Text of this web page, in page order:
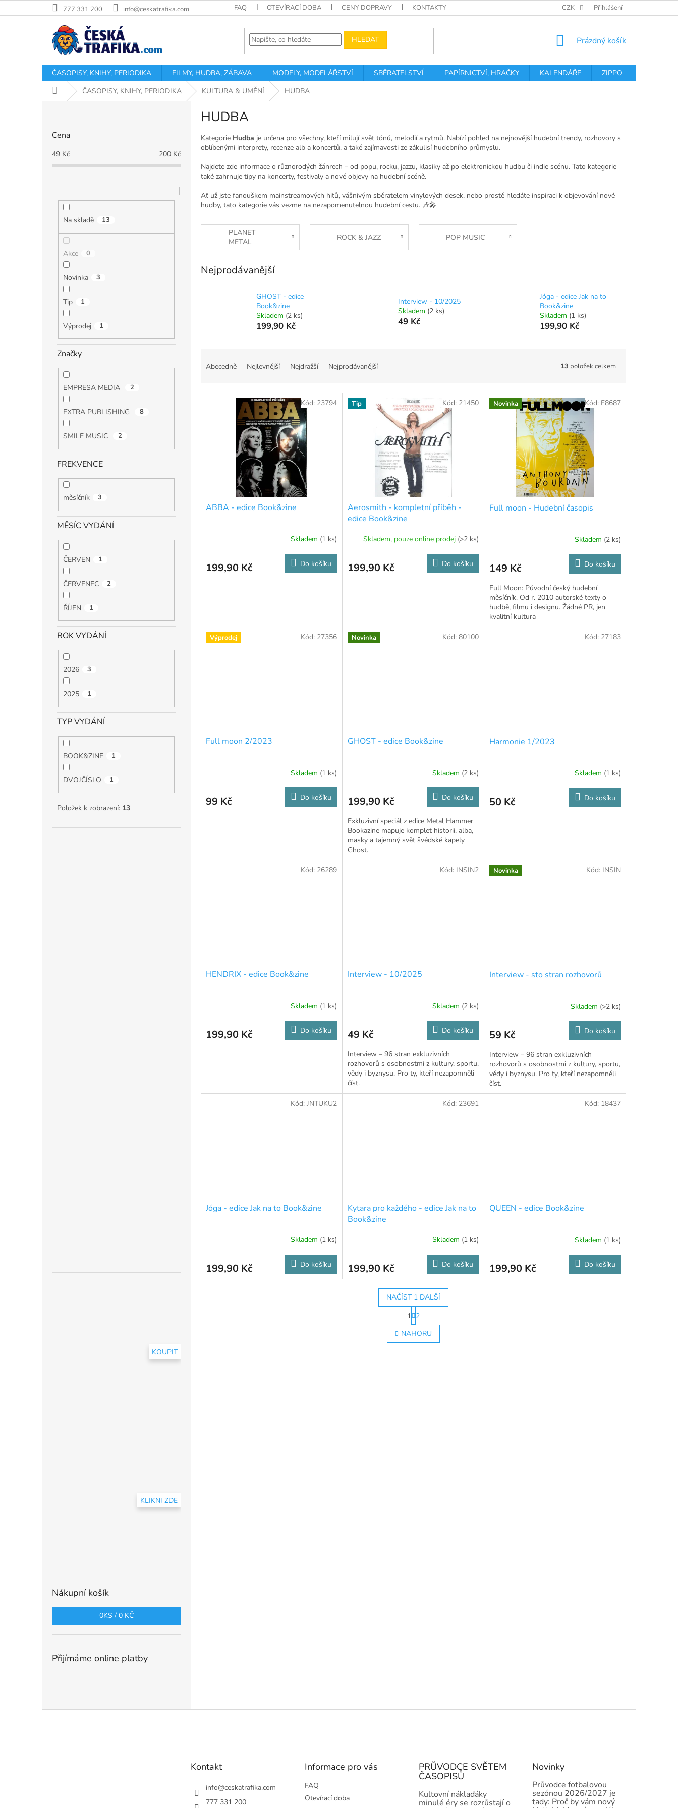
na
777 331 200 info@ceskatrafika.com FAQ OTEVÍRACÍ DOBA CENY DOPRAVY KONTAKTY PODMÍNKY OCHRANY OSOBNÍCH
CZK Přihlášení
HLEDAT
NÁKUPNÍ
Prázdný košík
ČASOPISY, KNIHY, PERIODIKA FILMY, HUDBA, ZÁBAVA MODELY, MODELÁŘSTVÍ SBĚRATELSTVÍ PAPÍRNICTVÍ, HRAČKY KALENDÁŘE ZIPPO
Domů ČASOPISY, KNIHY, PERIODIKA KULTURA & UMĚNÍ HUDBA
Cena
49 Kč 200 Kč
Na skladě 13
Akce 0
Novinka 3
Tip 1
Výprodej 1
Značky
EMPRESA MEDIA 2
EXTRA PUBLISHING 8
SMILE MUSIC 2
FREKVENCE
měsíčník 3
MĚSÍC VYDÁNÍ
ČERVEN 1
ČERVENEC 2
ŘÍJEN 1
ROK VYDÁNÍ
2026 3
2025 1
TYP VYDÁNÍ
BOOK&ZINE 1
DVOJČÍSLO 1
Položek k zobrazení: 13
KOUPIT
KLIKNI ZDE
Nákupní košík
0KS / 0 KČ
Přijímáme online platby
HUDBA
Kategorie Hudba je určena pro všechny, kteří milují svět tónů, melodií a rytmů. Nabízí pohled na nejnovější hudební trendy, rozhovory s
oblíbenými interprety, recenze alb a koncertů, a také zajímavosti ze zákulisí hudebního průmyslu.
Najdete zde informace o různorodých žánrech – od popu, rocku, jazzu, klasiky až po elektronickou hudbu či indie scénu. Tato kategorie
také zahrnuje tipy na koncerty, festivaly a nové objevy na hudební scéně.
Ať už jste fanouškem mainstreamových hitů, vášnivým sběratelem vinylových desek, nebo prostě hledáte inspiraci k objevování nové
hudby, tato kategorie vás vezme na nezapomenutelnou hudební cestu. 🎶🎤
PLANET
METAL
ROCK & JAZZ POP MUSIC
Nejprodávanější
GHOST - edice
Book&zine
Skladem (2 ks)
199,90 Kč
Interview - 10/2025
Skladem (2 ks)
49 Kč
Jóga - edice Jak na to
Book&zine
Skladem (1 ks)
199,90 Kč
Abecedně Nejlevnější Nejdražší Nejprodávanější 13 položek celkem
ABBA - edice Book&zine
Skladem (1 ks)
199,90 Kč Do košíku
Kód: 23794 Tip
Aerosmith - kompletní příběh -
edice Book&zine
Skladem, pouze online prodej (>2 ks)
199,90 Kč Do košíku
Kód: 21450 Novinka
Full moon - Hudební časopis
Skladem (2 ks)
149 Kč Do košíku
Full Moon: Původní český hudební
měsíčník. Od r. 2010 autorské texty o
hudbě, filmu i designu. Žádné PR, jen
kvalitní kultura
Kód: F8687
Výprodej
Full moon 2/2023
Skladem (1 ks)
99 Kč Do košíku
Kód: 27356 Novinka
GHOST - edice Book&zine
Skladem (2 ks)
199,90 Kč Do košíku
Exkluzivní speciál z edice Metal Hammer
Bookazine mapuje komplet historii, alba,
masky a tajemný svět švédské kapely
Ghost.
Kód: 80100
Harmonie 1/2023
Skladem (1 ks)
50 Kč Do košíku
Kód: 27183
HENDRIX - edice Book&zine
Skladem (1 ks)
199,90 Kč Do košíku
Kód: 26289
Interview - 10/2025
Skladem (2 ks)
49 Kč Do košíku
Interview – 96 stran exkluzivních
rozhovorů s osobnostmi z kultury, sportu,
vědy i byznysu. Pro ty, kteří nezapomněli
číst.
Kód: INSIN2 Novinka
Interview - sto stran rozhovorů
Skladem (>2 ks)
59 Kč Do košíku
Interview – 96 stran exkluzivních
rozhovorů s osobnostmi z kultury, sportu,
vědy i byznysu. Pro ty, kteří nezapomněli
číst.
Kód: INSIN
Jóga - edice Jak na to Book&zine
Skladem (1 ks)
199,90 Kč Do košíku
Kód: JNTUKU2
Kytara pro každého - edice Jak na to
Book&zine
Skladem (1 ks)
199,90 Kč Do košíku
Kód: 23691
QUEEN - edice Book&zine
Skladem (1 ks)
199,90 Kč Do košíku
Kód: 18437
O
v
NAČÍST 1 DALŠÍ
S
t
r
á
n
1 2
NAHORU
Kontakt
info@ceskatrafika.com
777 331 200
Informace pro vás
FAQ
Otevírací doba
PRŮVODCE SVĚTEM
ČASOPISŮ
Kultovní náklaďáky
minulé éry se rozrůstají o
Novinky
Průvodce fotbalovou
sezónou 2026/2027 je
tady: Proč by vám nový